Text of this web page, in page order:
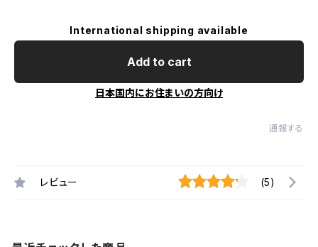
International shipping available
Add to cart
日本国内にお住まいの方向け
通報する
レビュー (5)